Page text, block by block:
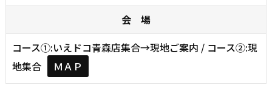
会 場
コース①:いえドコ青森店集合→現地ご案内 / コース②:現
地集合
ＭＡＰ